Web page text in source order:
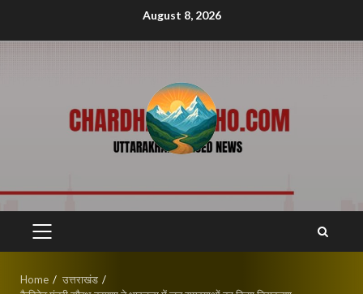
August 8, 2026
PRIMARY
Home
उत्तराखंड